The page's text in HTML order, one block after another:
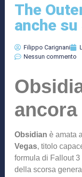
The
anche
Filippo Carignani
Nessun commento
ancora
Obsidian è amata
Vegas, titolo
formula di Fallout
della scorsa